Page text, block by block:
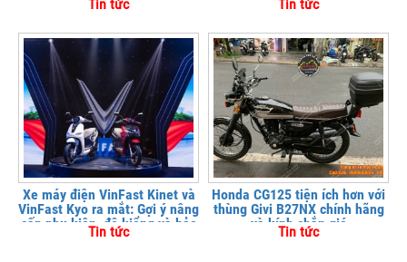
Tin tức
Tin tức
Xe máy điện VinFast Kinet và
VinFast Kyo ra mắt: Gợi ý nâng
cấp phụ kiện, độ kiểng và bảo
vệ xe tại
Tin tức
Honda CG125 tiện ích hơn với
thùng Givi B27NX chính hãng
và kính chắn gió
Tin tức